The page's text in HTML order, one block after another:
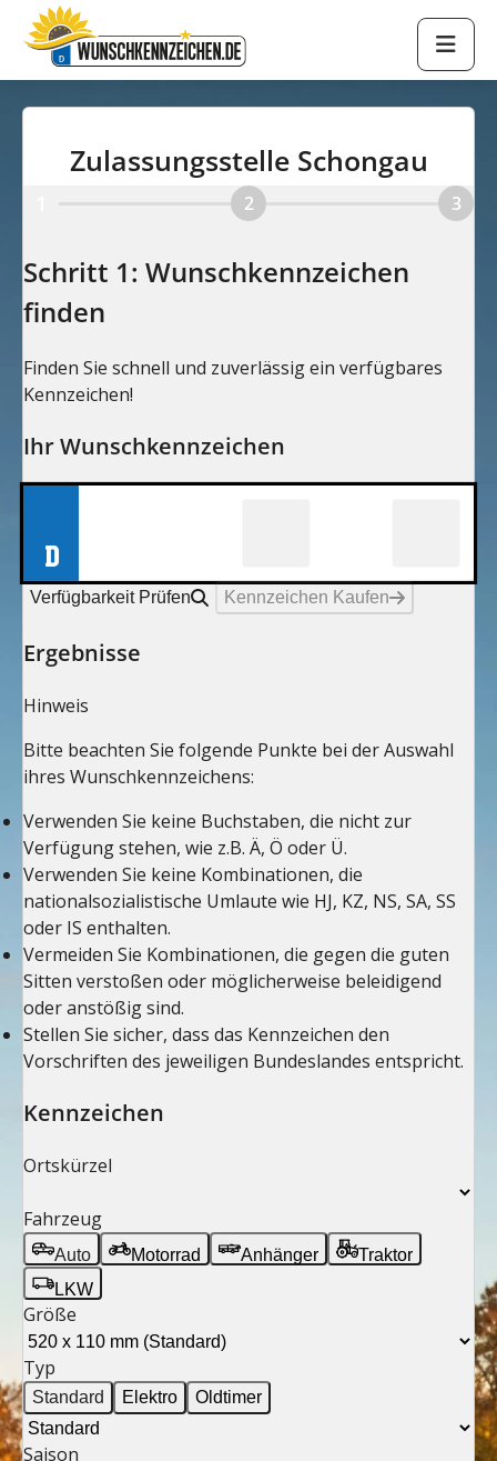
Zulassungsstelle Schongau